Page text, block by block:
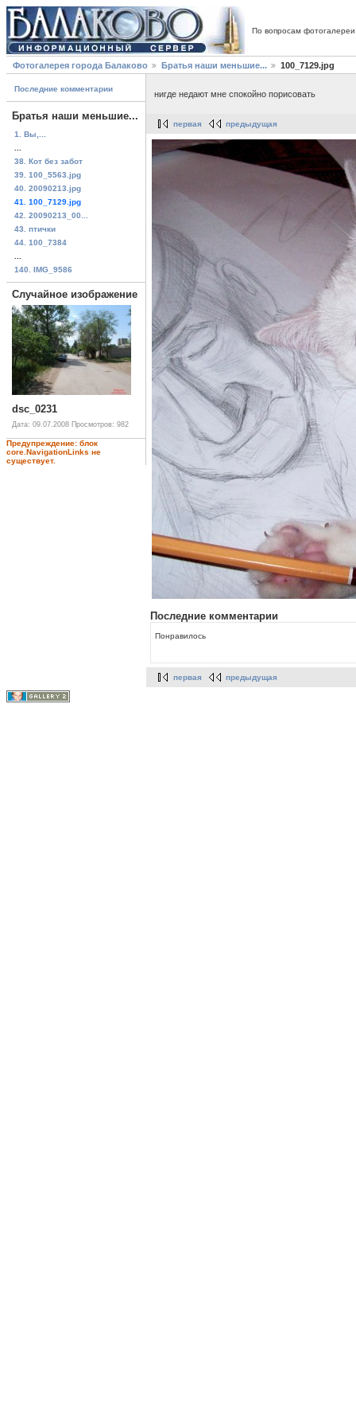
По вопросам
Фотогалерея города Балаково Братья наши меньшие... 100_7129.jpg
Последние комментарии
Братья наши меньшие...
1. Вы,...
38. Кот без забот
39. 100_5563.jpg
40. 20090213.jpg
41. 100_7129.jpg
42. 20090213_00...
43. птички
44. 100_7384
140. IMG_9586
Случайное изображение
dsc_0231
Дата: 09.07.2008 Просмотров: 982
Предупреждение: блок
core.NavigationLinks не
существует.
нигде недают мне спокойно порисовать
первая предыдущая
Последние комментарии
Понравилось
первая предыдущая